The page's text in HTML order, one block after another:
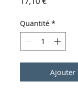
Quantité *
Ajouter